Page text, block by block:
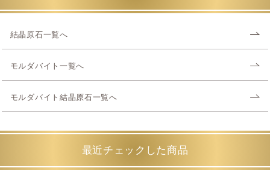
結晶原石一覧へ
モルダバイト一覧へ
モルダバイト結晶原石一覧へ
最近チェックした商品